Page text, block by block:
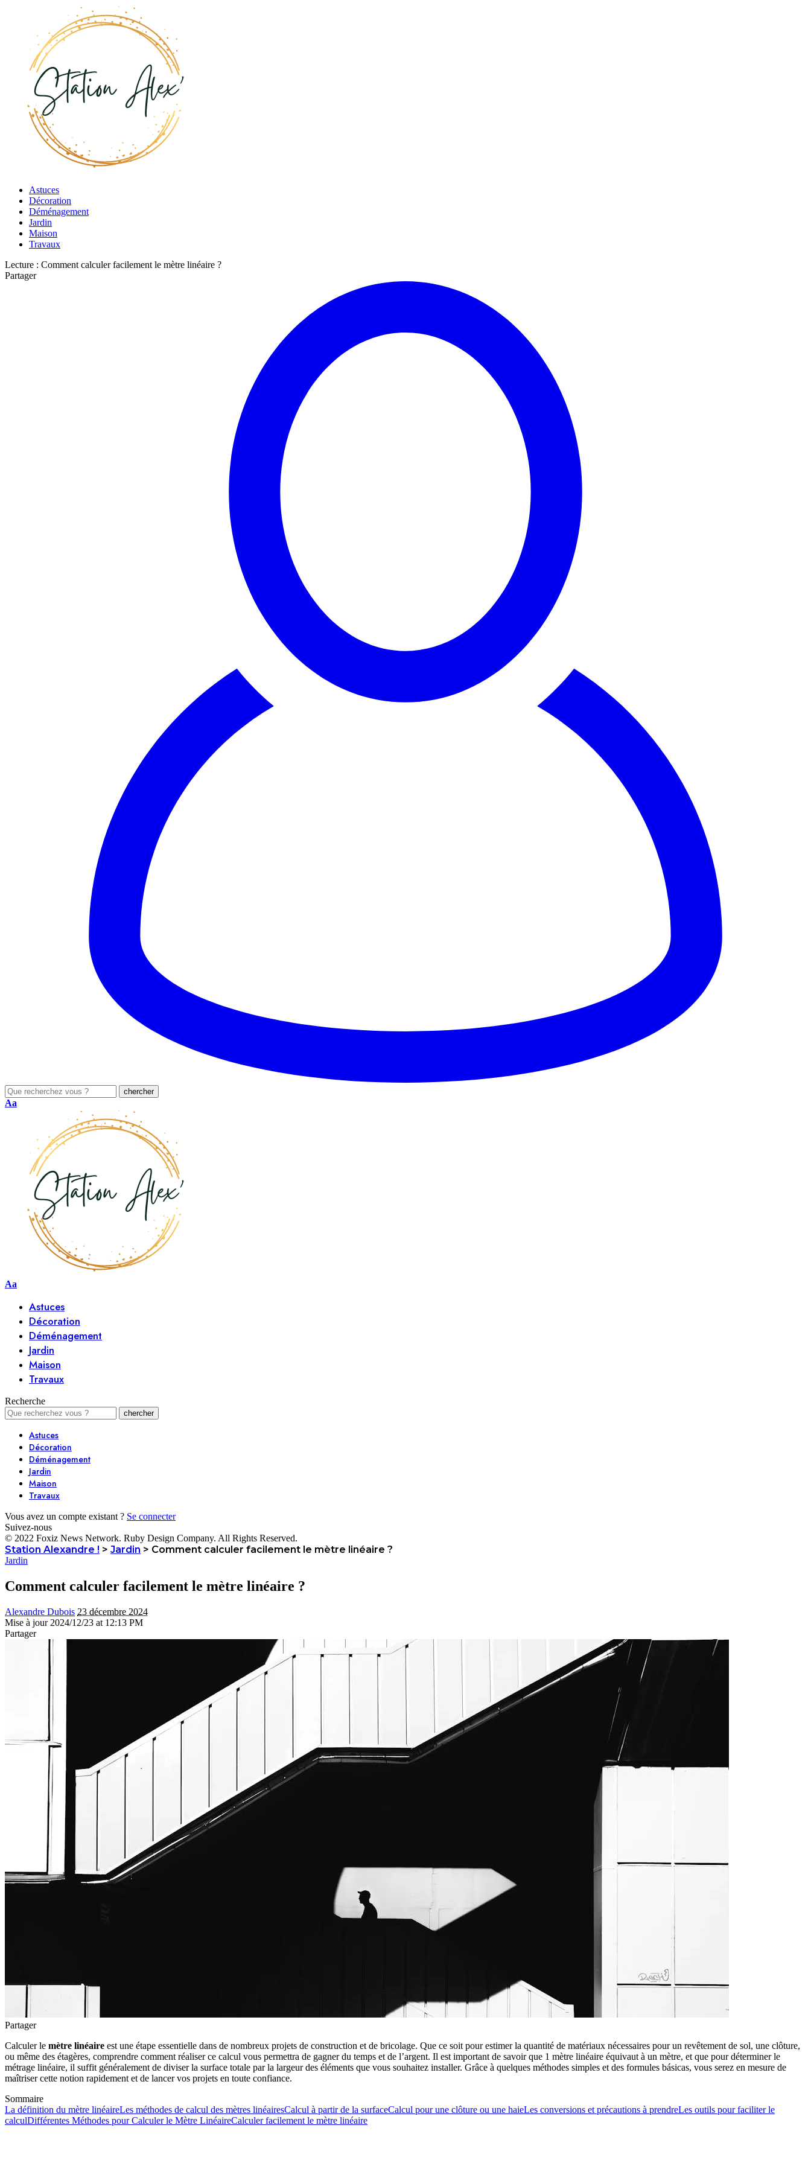
Astuces
Décoration
Déménagement
Jardin
Maison
Travaux
Lecture : Comment calculer facilement le mètre linéaire ?
Partager
Aa
Aa
Astuces
Décoration
Déménagement
Jardin
Maison
Travaux
Recherche
Astuces
Décoration
Déménagement
Jardin
Maison
Travaux
Vous avez un compte existant ? Se connecter
Suivez-nous
© 2022 Foxiz News Network. Ruby Design Company. All Rights Reserved.
Station Alexandre ! > Jardin > Comment calculer facilement le mètre linéaire ?
Jardin
Comment calculer facilement le mètre linéaire ?
Alexandre Dubois 23 décembre 2024
Mise à jour 2024/12/23 at 12:13 PM
Partager
Partager
Calculer le mètre linéaire est une étape essentielle dans de nombreux projets de construction et de bricolage. Que ce soit pour estimer la quantité de matériaux nécessaires pour un revêtement de sol, une clôture,
ou même des étagères, comprendre comment réaliser ce calcul vous permettra de gagner du temps et de l’argent. Il est important de savoir que 1 mètre linéaire équivaut à un mètre, et que pour déterminer le
métrage linéaire, il suffit généralement de diviser la surface totale par la largeur des éléments que vous souhaitez installer. Grâce à quelques méthodes simples et des formules básicas, vous serez en mesure de
maîtriser cette notion rapidement et de lancer vos projets en toute confiance.
Sommaire
La définition du mètre linéaireLes méthodes de calcul des mètres linéairesCalcul à partir de la surfaceCalcul pour une clôture ou une haieLes conversions et précautions à prendreLes outils pour faciliter le
calculDifférentes Méthodes pour Calculer le Mètre LinéaireCalculer facilement le mètre linéaire